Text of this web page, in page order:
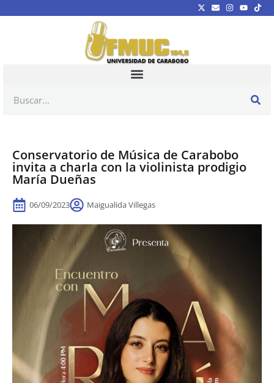
Conservatorio de Música de Carabobo
invita a charla con la violinista prodigio
María Dueñas
06/09/2023 Maigualida Villegas